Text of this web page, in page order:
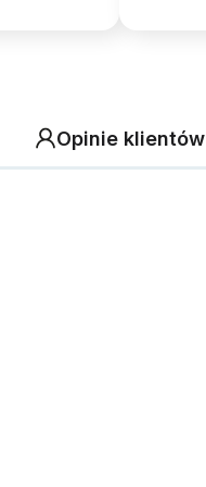
Opinie klientów